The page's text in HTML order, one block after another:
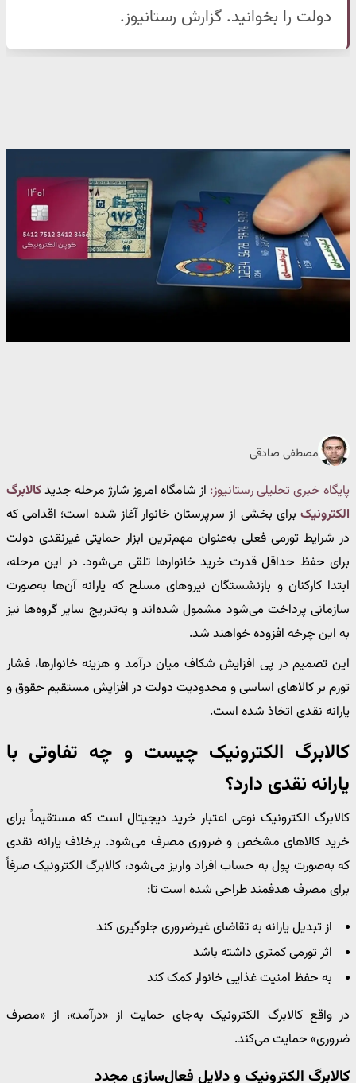
دولت را بخوانید. گزارش رستانیوز.
مصطفی صادقی
پایگاه خبری تحلیلی رستانیوز: از شامگاه امروز شارژ مرحله جدیدکالابرگ
الکترونیک برای بخشی از سرپرستان خانوار آغاز شده است؛ اقدامی که
در شرایط تورمی فعلی به‌عنوان مهم‌ترین ابزار حمایتی غیرنقدی دولت
برای حفظ حداقل قدرت خرید خانوارها تلقی می‌شود. در این مرحله،
ابتدا کارکنان و بازنشستگان نیروهای مسلح که یارانه آن‌ها به‌صورت
سازمانی پرداخت می‌شود مشمول شده‌اند و به‌تدریج سایر گروه‌ها نیز
به این چرخه افزوده خواهند شد.
این تصمیم در پی افزایش شکاف میان درآمد و هزینه خانوارها، فشار
تورم بر کالاهای اساسی و محدودیت دولت در افزایش مستقیم حقوق و
یارانه نقدی اتخاذ شده است.
کالابرگ الکترونیک چیست و چه تفاوتی با
یارانه نقدی دارد؟
کالابرگ الکترونیک نوعی اعتبار خرید دیجیتال است که مستقیماً برای
خرید کالاهای مشخص و ضروری مصرف می‌شود. برخلاف یارانه نقدی
که به‌صورت پول به حساب افراد واریز می‌شود، کالابرگ الکترونیک صرفاً
برای مصرف هدفمند طراحی شده است تا:
از تبدیل یارانه به تقاضای غیرضروری جلوگیری کند
اثر تورمی کمتری داشته باشد
به حفظ امنیت غذایی خانوار کمک کند
در واقع کالابرگ الکترونیک به‌جای حمایت از «درآمد»، از «مصرف
ضروری» حمایت می‌کند.
کالابرگ الکترونیک و دلایل فعال‌سازی مجدد